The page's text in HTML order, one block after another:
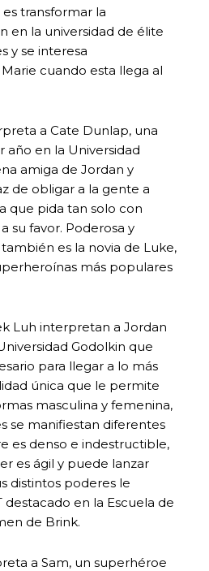
transformar la
en la universidad de élite
y se interesa
cuando esta llega al
a Cate Dunlap, una
año en la Universidad
amiga de Jordan y
de obligar a la gente a
que pida tan solo con
su favor. Poderosa y
es la novia de Luke,
más populares
Luh interpretan a Jordan
Godolkin que
para llegar a lo más
única que le permite
masculina y femenina,
se manifiestan diferentes
es denso e indestructible,
es ágil y puede lanzar
distintos poderes le
destacado en la Escuela de
de Brink.
a Sam, un superhéroe